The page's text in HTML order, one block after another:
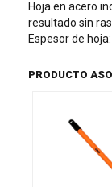
Hoja en acero
resultado sin
Espesor de
PRODUCTO